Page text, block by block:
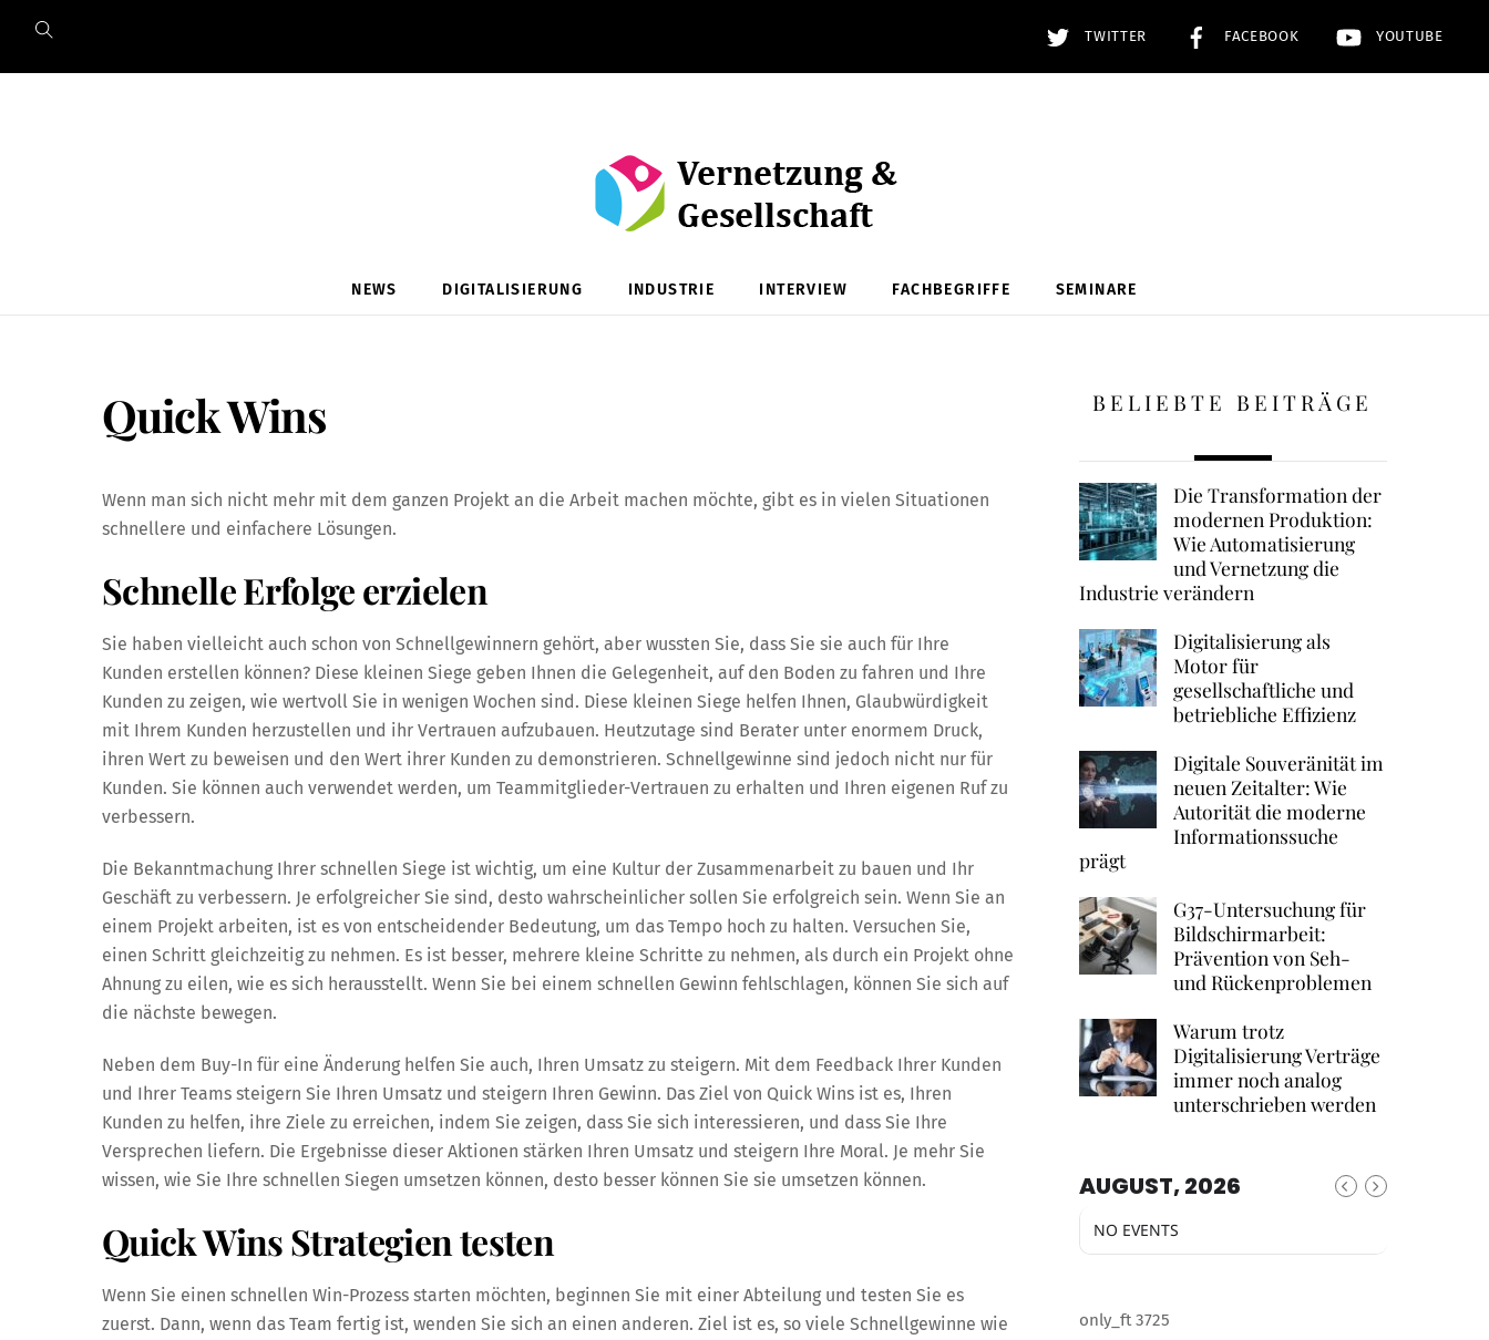
content
TWITTER FACEBOOK YOUTUBE
NEWS DIGITALISIERUNG INDUSTRIE INTERVIEW FACHBEGRIFFE SEMINARE
Quick Wins
Wenn man sich nicht mehr mit dem ganzen Projekt an die Arbeit machen möchte, gibt es in vielen Situationen
schnellere und einfachere Lösungen.
Schnelle Erfolge erzielen
Sie haben vielleicht auch schon von Schnellgewinnern gehört, aber wussten Sie, dass Sie sie auch für Ihre
Kunden erstellen können? Diese kleinen Siege geben Ihnen die Gelegenheit, auf den Boden zu fahren und Ihre
Kunden zu zeigen, wie wertvoll Sie in wenigen Wochen sind. Diese kleinen Siege helfen Ihnen, Glaubwürdigkeit
mit Ihrem Kunden herzustellen und ihr Vertrauen aufzubauen. Heutzutage sind Berater unter enormem Druck,
ihren Wert zu beweisen und den Wert ihrer Kunden zu demonstrieren. Schnellgewinne sind jedoch nicht nur für
Kunden. Sie können auch verwendet werden, um Teammitglieder-Vertrauen zu erhalten und Ihren eigenen Ruf zu
verbessern.
Die Bekanntmachung Ihrer schnellen Siege ist wichtig, um eine Kultur der Zusammenarbeit zu bauen und Ihr
Geschäft zu verbessern. Je erfolgreicher Sie sind, desto wahrscheinlicher sollen Sie erfolgreich sein. Wenn Sie an
einem Projekt arbeiten, ist es von entscheidender Bedeutung, um das Tempo hoch zu halten. Versuchen Sie,
einen Schritt gleichzeitig zu nehmen. Es ist besser, mehrere kleine Schritte zu nehmen, als durch ein Projekt ohne
Ahnung zu eilen, wie es sich herausstellt. Wenn Sie bei einem schnellen Gewinn fehlschlagen, können Sie sich auf
die nächste bewegen.
Neben dem Buy-In für eine Änderung helfen Sie auch, Ihren Umsatz zu steigern. Mit dem Feedback Ihrer Kunden
und Ihrer Teams steigern Sie Ihren Umsatz und steigern Ihren Gewinn. Das Ziel von Quick Wins ist es, Ihren
Kunden zu helfen, ihre Ziele zu erreichen, indem Sie zeigen, dass Sie sich interessieren, und dass Sie Ihre
Versprechen liefern. Die Ergebnisse dieser Aktionen stärken Ihren Umsatz und steigern Ihre Moral. Je mehr Sie
wissen, wie Sie Ihre schnellen Siegen umsetzen können, desto besser können Sie sie umsetzen können.
Quick Wins Strategien testen
Wenn Sie einen schnellen Win-Prozess starten möchten, beginnen Sie mit einer Abteilung und testen Sie es
zuerst. Dann, wenn das Team fertig ist, wenden Sie sich an einen anderen. Ziel ist es, so viele Schnellgewinne wie
BELIEBTE BEITRÄGE
Die Transformation der
modernen Produktion:
Wie Automatisierung
und Vernetzung die
Industrie verändern
Digitalisierung als
Motor für
gesellschaftliche und
betriebliche Effizienz
Digitale Souveränität im
neuen Zeitalter: Wie
Autorität die moderne
Informationssuche
prägt
G37-Untersuchung für
Bildschirmarbeit:
Prävention von Seh-
und Rückenproblemen
Warum trotz
Digitalisierung Verträge
immer noch analog
unterschrieben werden
AUGUST, 2026
NO EVENTS
only_ft 3725